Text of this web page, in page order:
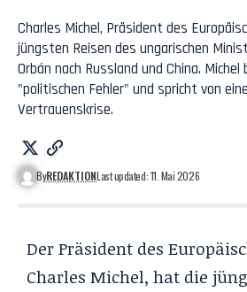
Charles Michel, Präsident des
jüngsten Reisen des ungarischen
Orbán nach Russland und China.
"politischen Fehler" und spricht von
Vertrauenskrise.
ByREDAKTIONLast updated: 11. Mai 2026
Der Präsident des
Charles Michel, hat die